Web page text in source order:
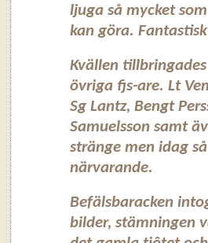
ljuga så mycket
kan göra.
Kvällen
övriga fjs-are. Lt
Sg Lantz, Bengt
Samuelsson samt
stränge men idag
närvarande.
Befälsbaracken
bilder, stämningen